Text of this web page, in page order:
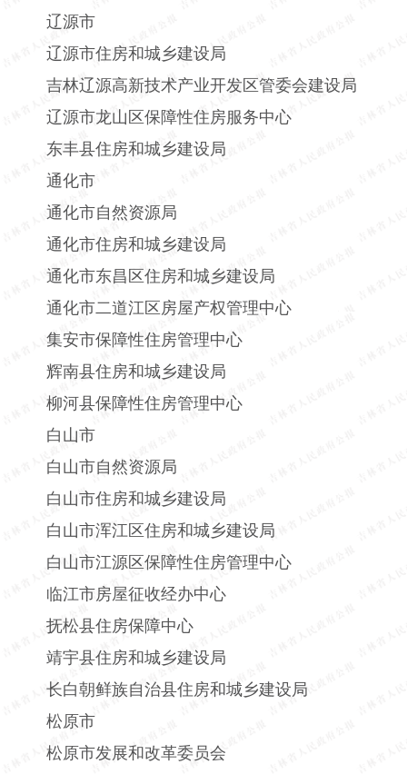
辽源市
辽源市住房和城乡建设局
吉林辽源高新技术产业开发区管委会建设局
辽源市龙山区保障性住房服务中心
东丰县住房和城乡建设局
通化市
通化市自然资源局
通化市住房和城乡建设局
通化市东昌区住房和城乡建设局
通化市二道江区房屋产权管理中心
集安市保障性住房管理中心
辉南县住房和城乡建设局
柳河县保障性住房管理中心
白山市
白山市自然资源局
白山市住房和城乡建设局
白山市浑江区住房和城乡建设局
白山市江源区保障性住房管理中心
临江市房屋征收经办中心
抚松县住房保障中心
靖宇县住房和城乡建设局
长白朝鲜族自治县住房和城乡建设局
松原市
松原市发展和改革委员会